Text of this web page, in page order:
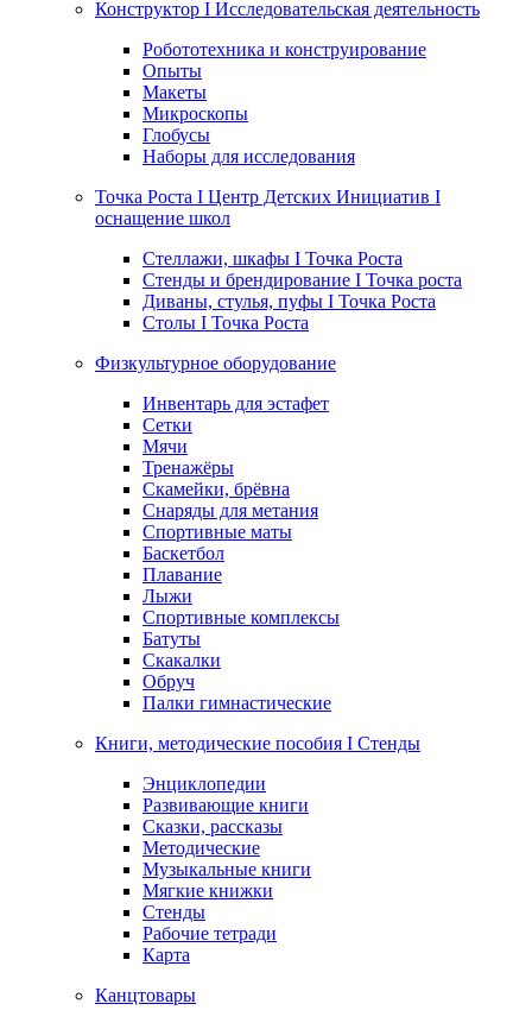
Конструктор I Исследовательская деятельность
Робототехника и конструирование
Опыты
Макеты
Микроскопы
Глобусы
Наборы для исследования
Точка Роста I Центр Детских Инициатив I
оснащение школ
Стеллажи, шкафы I Точка Роста
Стенды и брендирование I Точка роста
Диваны, стулья, пуфы I Точка Роста
Столы I Точка Роста
Физкультурное оборудование
Инвентарь для эстафет
Сетки
Мячи
Тренажёры
Скамейки, брёвна
Снаряды для метания
Спортивные маты
Баскетбол
Плавание
Лыжи
Спортивные комплексы
Батуты
Скакалки
Обруч
Палки гимнастические
Книги, методические пособия I Стенды
Энциклопедии
Развивающие книги
Сказки, рассказы
Методические
Музыкальные книги
Мягкие книжки
Стенды
Рабочие тетради
Карта
Канцтовары